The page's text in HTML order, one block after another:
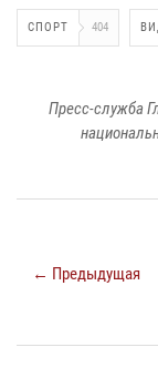
СПОРТ 404
Пресс-служба
← Предыдущая